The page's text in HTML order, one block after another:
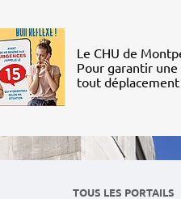
Le CHU de
Pour garantir une
tout déplacement
TOUS LES PORTAILS